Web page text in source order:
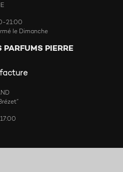
21:00
le Dimanche
PARFUMS PIERRE